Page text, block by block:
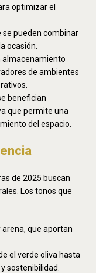
optimizar el
se pueden combinar
ocasión.
almacenamiento
de ambientes
benefician
que permite una
del espacio.
de 2025 buscan
Los tonos que
que aportan
el verde oliva hasta
sostenibilidad.